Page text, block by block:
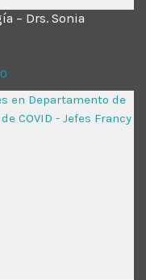
– Drs. Sonia